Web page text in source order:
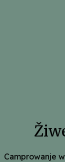
Camprowanje